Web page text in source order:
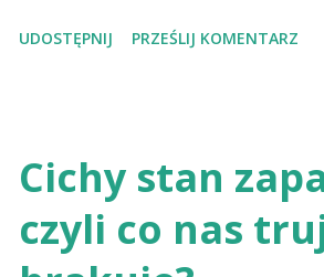
zachorowania na raka. Czy jednak
sumowało w słupkach? – Nie ma
Stowarzyszenia Promocji Zdrowego
chcemy nauczyć się podstaw
spożywamy, w jakich ilościach, jaką ma
UDOSTĘPNIJ PRZEŚLIJ KOMENTARZ
Cichy stan
czyli co nas